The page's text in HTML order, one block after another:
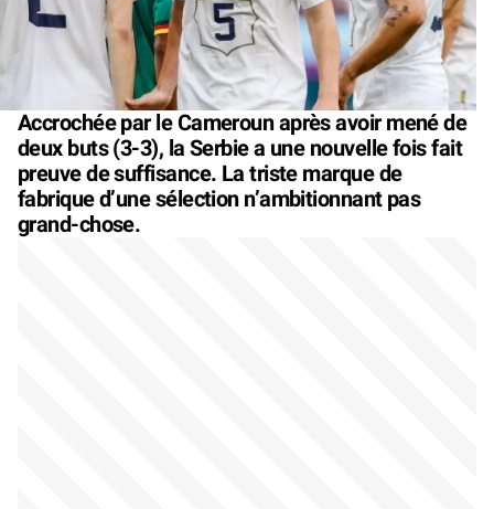
Accrochée par le Cameroun après avoir mené de
deux buts (3-3), la Serbie a une nouvelle fois fait
preuve de suffisance. La triste marque de
fabrique d’une sélection n’ambitionnant pas
grand-chose.